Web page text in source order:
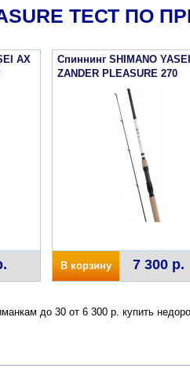
ТЕСТ ПО
АХ
Спиннинг SHIMANO
ZANDER PLEASURE 270
В корзину 7 300 р.
до 30 от 6 300 р. купить